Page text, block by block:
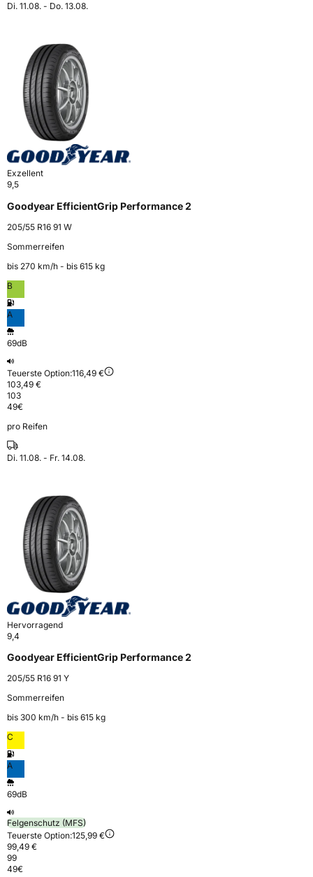
Di. 11.08. - Do. 13.08.
Exzellent
9,5
Goodyear EfficientGrip Performance 2
205/55 R16 91 W
Sommerreifen
bis 270 km⁠/⁠h - bis 615 kg
B
A
69dB
Teuerste Option:116,49 €
103,49 €
103
49€
pro Reifen
Di. 11.08. - Fr. 14.08.
Hervorragend
9,4
Goodyear EfficientGrip Performance 2
205/55 R16 91 Y
Sommerreifen
bis 300 km⁠/⁠h - bis 615 kg
C
A
69dB
Felgenschutz (MFS)
Teuerste Option:125,99 €
99,49 €
99
49€